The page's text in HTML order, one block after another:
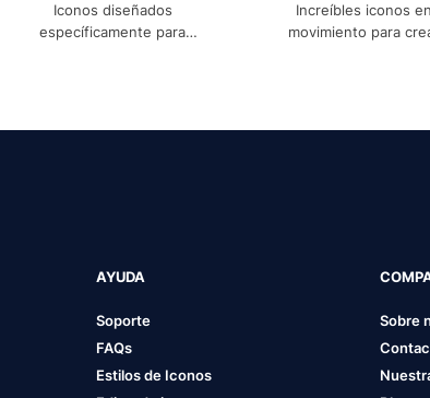
Iconos diseñados
específicamente para
Increíbles iconos en
movimiento para
AYUDA
Soporte
FAQs
Estilos de Iconos
Sobre